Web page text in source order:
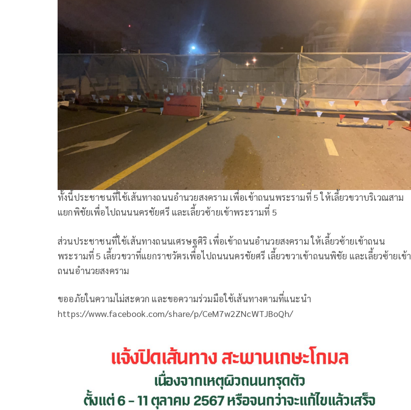
ทั้งนี้ประชาชนที่ใช้เส้นทางถนนอำนวยสงคราม เพื่อเข้าถนนพระรามที่ 5 ให้เลี้ยวขวาบริเวณสาม
แยกพิชัยเพื่อไปถนนนครชัยศรี และเลี้ยวซ้ายเข้าพระรามที่ 5
ส่วนประชาชนที่ใช้เส้นทางถนนเศรษฐศิริ เพื่อเข้าถนนอำนวยสงคราม ให้เลี้ยวซ้ายเข้าถนน
พระรามที่ 5 เลี้ยวขวาที่แยกราชวัตรเพื่อไปถนนนครชัยศรี เลี้ยวขวาเข้าถนนพิชัย และเลี้ยวซ้ายเข้า
ถนนอำนวยสงคราม
ขออภัยในความไม่สะดวก และขอความร่วมมือใช้เส้นทางตามที่แนะนำ
https://www.facebook.com/share/p/CeM7w2ZNcWTJBoQh/